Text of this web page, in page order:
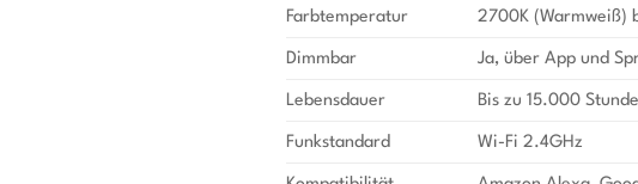
Farbtemperatur 2700K (Warmweiß)
Dimmbar Ja, über App und
Lebensdauer Bis zu 15.000
Funkstandard Wi-Fi 2.4GHz